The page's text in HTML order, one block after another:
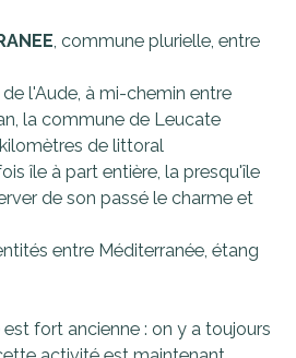
, commune plurielle, entre
l'Aude, à mi-chemin entre
la commune de Leucate
de littoral
île à part entière, la presqu'île
de son passé le charme et
entre Méditerranée, étang
fort ancienne : on y a toujours